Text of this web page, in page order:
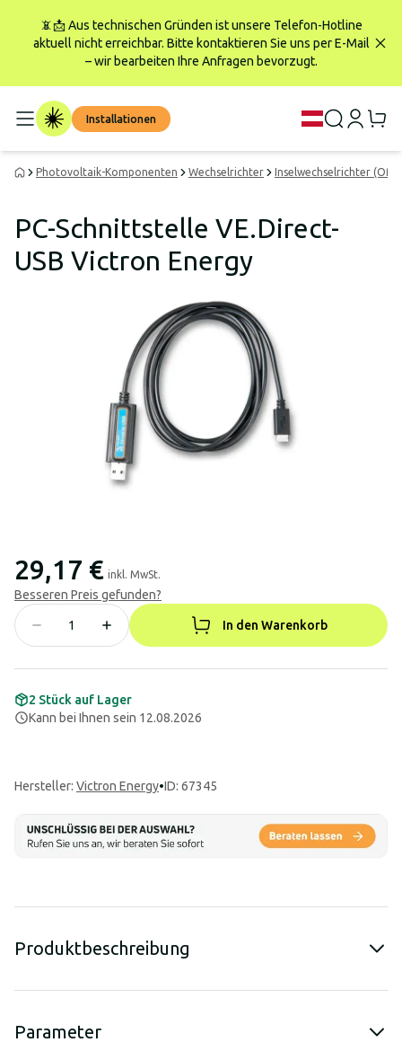
📵📩 Aus technischen Gründen ist unsere Telefon-Hotline
aktuell nicht erreichbar. Bitte kontaktieren Sie uns per E-Mail
– wir bearbeiten Ihre Anfragen bevorzugt.
Installationen
Photovoltaik-Komponenten Wechselrichter Inselwechselrichter (Off-
PC-Schnittstelle VE.Direct-
USB Victron Energy
29,17 € inkl. MwSt.
Besseren Preis gefunden?
In den Warenkorb
2 Stück auf Lager
Kann bei Ihnen sein 12.08.2026
Hersteller: Victron Energy•ID: 67345
Produktbeschreibung
Parameter